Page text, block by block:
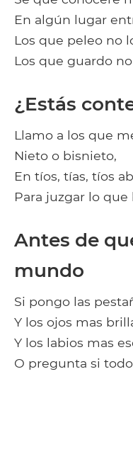
En algún lugar
Los que peleo no
Los que guardo
¿Estás
Llamo a los que
Nieto o bisnieto,
En tíos, tías, tíos
Para juzgar lo que
Antes de
mundo
Si pongo las
Y los ojos mas
Y los labios mas
O pregunta si